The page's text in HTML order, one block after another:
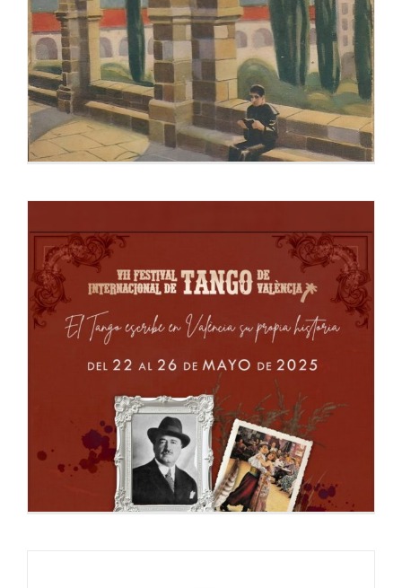
Blasco Ibáñez, Cosmópolis y la piratería
1 julio, 2025